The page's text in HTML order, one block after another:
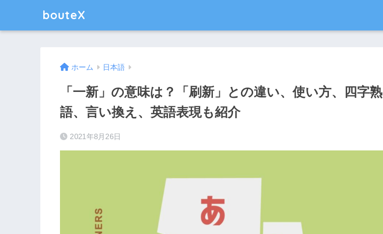
bouteX
ホーム 日本語
「一新」の意味は？「刷新」との違い、使い方、四字熟
語、言い換え、英語表現も紹介
2021年8月26日